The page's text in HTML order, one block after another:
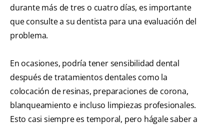
durante más de tres o cuatro días, es importante
que consulte a su dentista para una evaluación del
problema.
En ocasiones, podría tener sensibilidad dental
después de tratamientos dentales como la
colocación de resinas, preparaciones de corona,
blanqueamiento e incluso limpiezas profesionales.
Esto casi siempre es temporal, pero hágale saber a